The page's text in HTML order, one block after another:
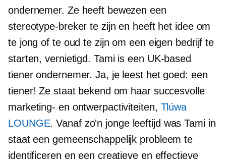
ondernemer. Ze heeft bewezen een
stereotype-breker te zijn en heeft het idee om
te jong of te oud te zijn om een ​​eigen bedrijf te
starten, vernietigd. Tami is een UK-based
tiener ondernemer. Ja, je leest het goed: een
tiener! Ze staat bekend om haar succesvolle
marketing- en ontwerpactiviteiten, Tlúwa
LOUNGE. Vanaf zo'n jonge leeftijd was Tami in
staat een gemeenschappelijk probleem te
identificeren en een creatieve en effectieve